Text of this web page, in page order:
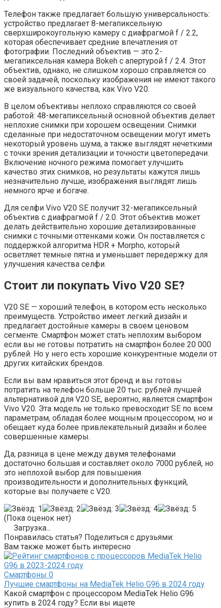
Телефон также предлагает большую универсальность:
устройство предлагает 8-мегапиксельную
сверхширокоугольную камеру с диафрагмой f / 2.2,
которая обеспечивает средние впечатления от
фотографии. Последний объектив — это 2-
мегапиксельная камера Bokeh с апертурой f / 2.4. Этот
объектив, однако, не слишком хорошо справляется со
своей задачей, поскольку изображения не имеют такого
же визуального качества, как Vivo V20.
В целом объективы неплохо справляются со своей
работой: 48-мегапиксельный основной объектив делает
неплохие снимки при хорошем освещении. Снимки
сделанные при недостаточном освещении могут иметь
некоторый уровень шума, а также выглядят нечеткими
с точки зрения детализации и точности цветопередачи.
Включение ночного режима помогает улучшить
качество этих снимков, но результаты кажутся лишь
незначительно лучше, изображения выглядят лишь
немного ярче и богаче.
Для селфи Vivo V20 SE получит 32-мегапиксельный
объектив с диафрагмой f / 2.0. Этот объектив может
делать действительно хорошие детализированные
снимки с точными оттенками кожи. Он поставляется с
поддержкой алгоритма HDR + Morpho, который
осветляет темные пятна и уменьшает передержку для
улучшения качества селфи.
Стоит ли покупать Vivo V20 SE?
V20 SE — хороший телефон, в котором есть несколько
преимуществ. Устройство имеет легкий дизайн и
предлагает достойные камеры в своем ценовом
сегменте. Смартфон может стать неплохим выбором
если вы не готовы потратить на смартфон более 20 000
рублей. Но у него есть хорошие конкурентные модели от
других китайских брендов.
Если вы вам нравиться этот бренд и вы готовы
потратить на телефон больше 20 тыс. рублей лучшей
альтернативой для V20 SE, вероятно, является смартфон
Vivo V20. Эта модель не только превосходит SE по всем
параметрам, обладая более мощным процессором, но и
обещает куда более привлекательный дизайн и более
совершенные камеры.
Да, разница в цене между двумя телефонами
достаточно большая и составляет около 7000 рублей, но
это неплохой выбор для повышения
производительности и дополнительных функций,
которые вы получаете с V20.
(Пока оценок нет)
Загрузка...
Понравилась статья? Поделиться с друзьями:
Вам также может быть интересно
Смартфоны 0
Лучшие смартфоны на MediaTek Helio G96 в 2024 году
Какой смартфон с процессором MediaTek Helio G96
купить в 2024 году? Если вы ищете